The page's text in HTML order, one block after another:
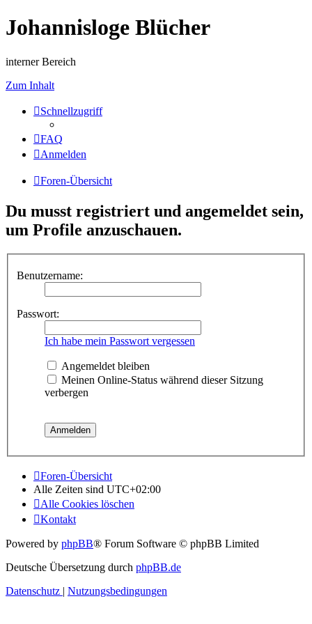
Johannisloge Blücher
interner Bereich
Zum Inhalt
Schnellzugriff
FAQ
Anmelden
Foren-Übersicht
Du musst registriert und angemeldet sein,
um Profile anzuschauen.
Benutzername:
Passwort:
Ich habe mein Passwort vergessen
Angemeldet bleiben
Meinen Online-Status während dieser Sitzung
verbergen
Foren-Übersicht
Alle Zeiten sind UTC+02:00
Alle Cookies löschen
Kontakt
Powered by phpBB® Forum Software © phpBB Limited
Deutsche Übersetzung durch phpBB.de
Datenschutz | Nutzungsbedingungen